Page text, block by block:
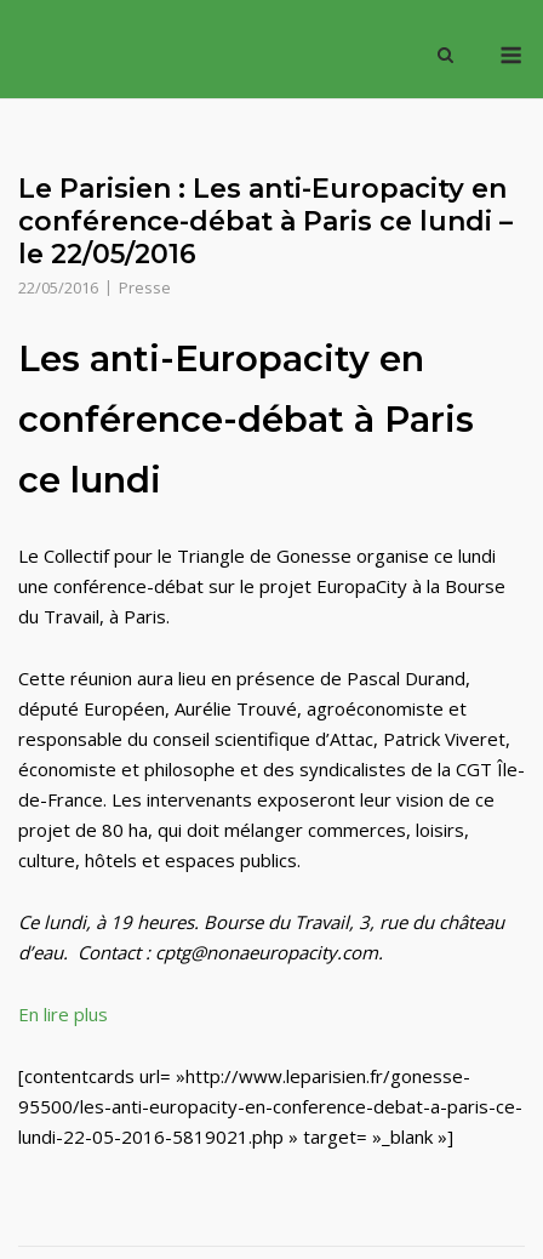
Le Parisien : Les anti-Europacity en
conférence-débat à Paris ce lundi –
le 22/05/2016
22/05/2016 Presse
Les anti-Europacity en
conférence-débat à Paris
ce lundi
Le Collectif pour le Triangle de Gonesse organise ce lundi
une conférence-débat sur le projet EuropaCity à la Bourse
du Travail, à Paris.
Cette réunion aura lieu en présence de Pascal Durand,
député Européen, Aurélie Trouvé, agroéconomiste et
responsable du conseil scientifique d’Attac, Patrick Viveret,
économiste et philosophe et des syndicalistes de la CGT Île-
de-France. Les intervenants exposeront leur vision de ce
projet de 80 ha, qui doit mélanger commerces, loisirs,
culture, hôtels et espaces publics.
Ce lundi, à 19 heures. Bourse du Travail, 3, rue du château
d’eau. Contact : cptg@nonaeuropacity.com.
En lire plus
[contentcards url= »http://www.leparisien.fr/gonesse-
95500/les-anti-europacity-en-conference-debat-a-paris-ce-
lundi-22-05-2016-5819021.php » target= »_blank »]